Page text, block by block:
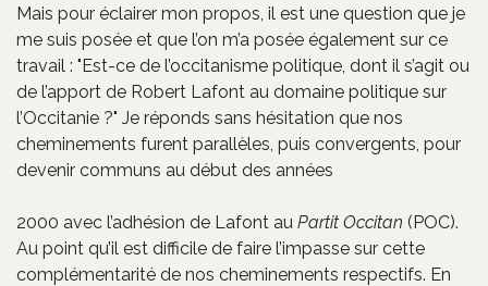
Mais pour éclairer mon propos, il est une question que je
me suis posée et que l’on m’a posée également sur ce
travail : "Est-ce de l’occitanisme politique, dont il s’agit ou
de l’apport de Robert Lafont au domaine politique sur
l’Occitanie ?" Je réponds sans hésitation que nos
cheminements furent parallèles, puis convergents, pour
devenir communs au début des années
2000 avec l’adhésion de Lafont au Partit Occitan (POC).
Au point qu’il est difficile de faire l’impasse sur cette
complémentarité de nos cheminements respectifs. En